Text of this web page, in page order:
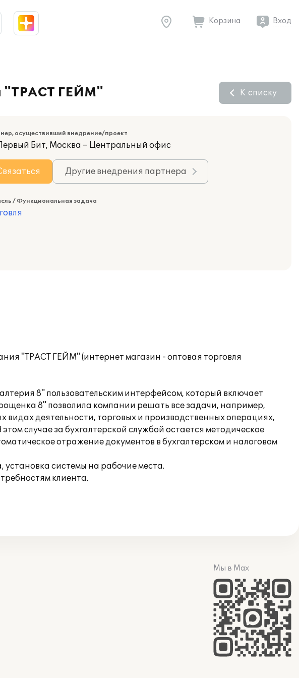
Корзина Вход
"ТРАСТ ГЕЙМ" К списку
осуществивший внедрение/проект
Бит, Москва – Центральный офис
Другие внедрения партнера
/ Функциональная задача
"ТРАСТ ГЕЙМ" (интернет магазин - оптовая торговля
8" пользовательским интерфейсом, который включает
8" позволила компании решать все задачи, например,
деятельности, торговых и производственных операциях,
случае за бухгалтерской службой остается методическое
отражение документов в бухгалтерском и налоговом
системы на рабочие места.
клиента.
Мы в Max